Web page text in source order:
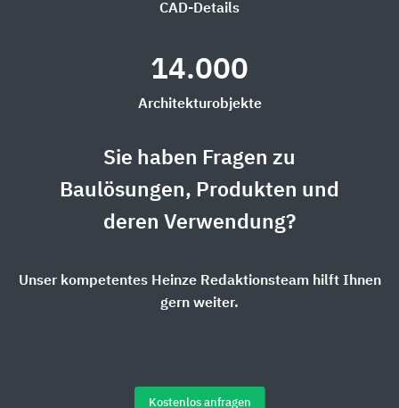
CAD-Details
14.000
Architekturobjekte
Sie haben Fragen zu
Baulösungen, Produkten und
deren Verwendung?
Unser kompetentes Heinze Redaktionsteam hilft Ihnen
gern weiter.
Kostenlos anfragen